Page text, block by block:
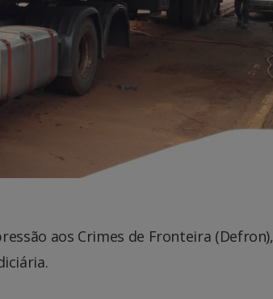
aos Crimes de Fronteira (Defron),